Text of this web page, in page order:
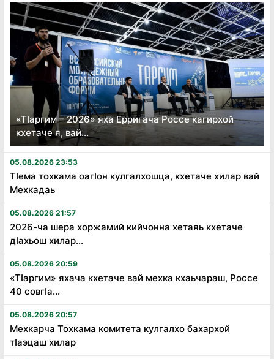
«Тӏаргим – 2026» яха Ерригача Россе кагирхой
кхетаче я, вай...
05.08.2026 23:53
Тӏема тохкама оагӏон кулгалхошца, кхетаче хилар вай
Мехкадаь
05.08.2026 21:57
2026-ча шера хоржамий кийчонна хетаяь кхетаче
дӏахьош хилар...
05.08.2026 20:59
«Тӏаргим» яхача кхетаче вай мехка кхаьчараш, Россе
40 совгӏа...
05.08.2026 20:57
Мехкарча Тохкама комитета кулгалхо бахархой
тӏаэцаш хилар